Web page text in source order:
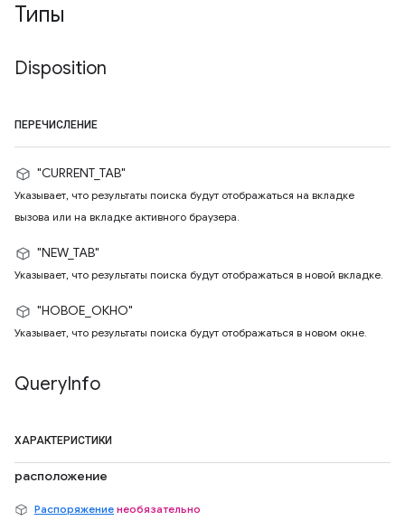
Типы
Disposition
ПЕРЕЧИСЛЕНИЕ
"CURRENT_TAB"
Указывает, что результаты поиска будут отображаться на вкладке
вызова или на вкладке активного браузера.
"NEW_TAB"
Указывает, что результаты поиска будут отображаться в новой вкладке.
"НОВОЕ_ОКНО"
Указывает, что результаты поиска будут отображаться в новом окне.
QueryInfo
ХАРАКТЕРИСТИКИ
расположение
Распоряжение необязательно